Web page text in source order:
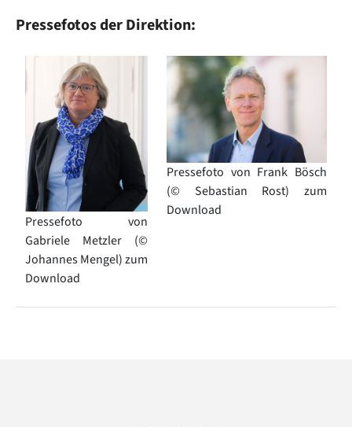
Pressefotos der Direktion:
Image
Pressefoto von
Gabriele Metzler (©
Johannes Mengel) zum
Download
Image
Pressefoto von Frank Bösch
(© Sebastian Rost) zum
Download